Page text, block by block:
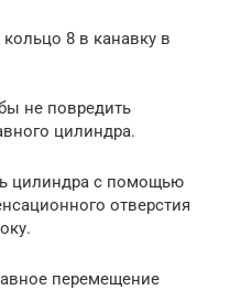
8 в канавку в
не повредить
цилиндра.
цилиндра с помощью
отверстия
перемещение